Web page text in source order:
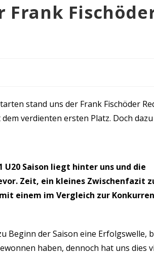
Frank
stand uns der Frank Fischöder
verdienten ersten Platz. Doch
U20 Saison liegt hinter uns und die
Zeit, ein kleines Zwischenfazit
einem im Vergleich zur
Beginn der Saison eine Erfolgswelle,
haben, dennoch hat uns dies